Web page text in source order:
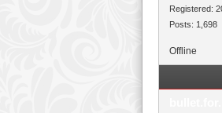
Registered:
Posts: 1,698
Offline